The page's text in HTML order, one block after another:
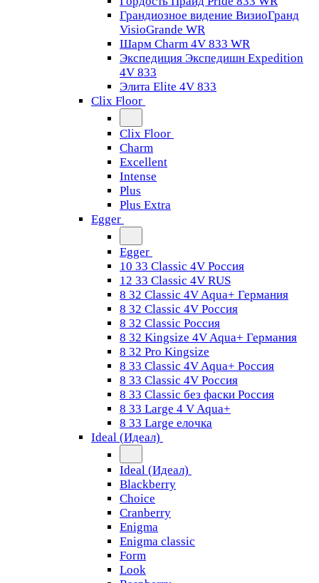
Грандиозное видение ВизиоГранд
VisioGrande WR
Шарм Charm 4V 833 WR
Экспедиция Экспедишн Expedition
4V 833
Элита Elite 4V 833
Clix Floor
Clix Floor
Charm
Excellent
Intense
Plus
Plus Extra
Egger
Egger
10 33 Classic 4V Россия
12 33 Classic 4V RUS
8 32 Classic 4V Aqua+ Германия
8 32 Classic 4V Россия
8 32 Classic Россия
8 32 Kingsize 4V Aqua+ Германия
8 32 Pro Kingsize
8 33 Classic 4V Aqua+ Россия
8 33 Classic 4V Россия
8 33 Classic без фаски Россия
8 33 Large 4 V Aqua+
8 33 Large елочка
Ideal (Идеал)
Ideal (Идеал)
Blackberry
Choice
Cranberry
Enigma
Enigma classic
Form
Look